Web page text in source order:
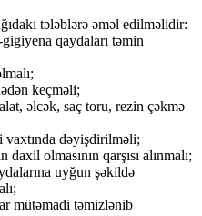
tələblərə əməl edilməlidir:
qaydaları təmin
keçməli;
əlcək, saç toru, rezin çəkmə
dəyişdirilməli;
olmasının qarşısı alınmalı;
uyğun şəkildə
mütəmadi təmizlənib